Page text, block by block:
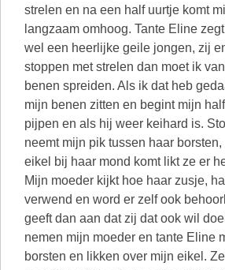
strelen en na een half uurtje komt
langzaam omhoog. Tante Eline
wel een heerlijke geile jongen, zij
stoppen met strelen dan moet ik
benen spreiden. Als ik dat heb
mijn benen zitten en begint mijn
pijpen en als hij weer keihard is.
neemt mijn pik tussen haar
eikel bij haar mond komt likt ze er
Mijn moeder kijkt hoe haar zusje,
verwend en word er zelf ook
geeft dan aan dat zij dat ook wil
nemen mijn moeder en tante Eline
borsten en likken over mijn eikel.